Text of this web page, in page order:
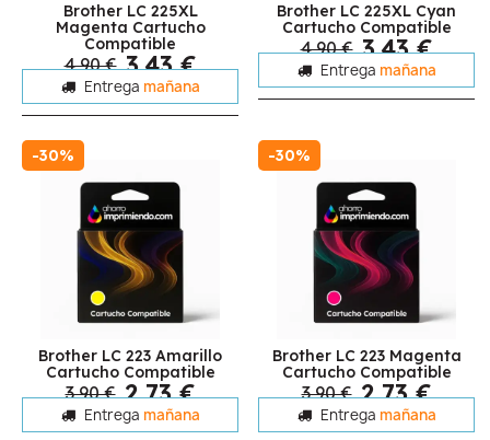
Brother LC 225XL
Magenta Cartucho
Compatible
4,90 € 3,43 €
Entrega mañana
Brother LC 225XL Cyan
Cartucho Compatible
4,90 € 3,43 €
Entrega mañana
-30%
Brother LC 223 Amarillo
Cartucho Compatible
3,90 € 2,73 €
Entrega mañana
-30%
Brother LC 223 Magenta
Cartucho Compatible
3,90 € 2,73 €
Entrega mañana